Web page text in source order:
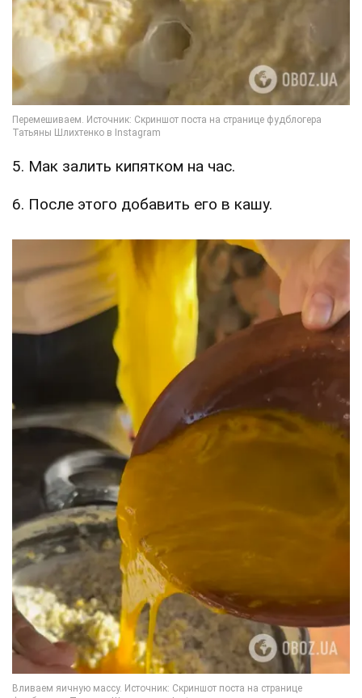
5. Мак залить кипятком на час.
6. После этого добавить его в кашу.